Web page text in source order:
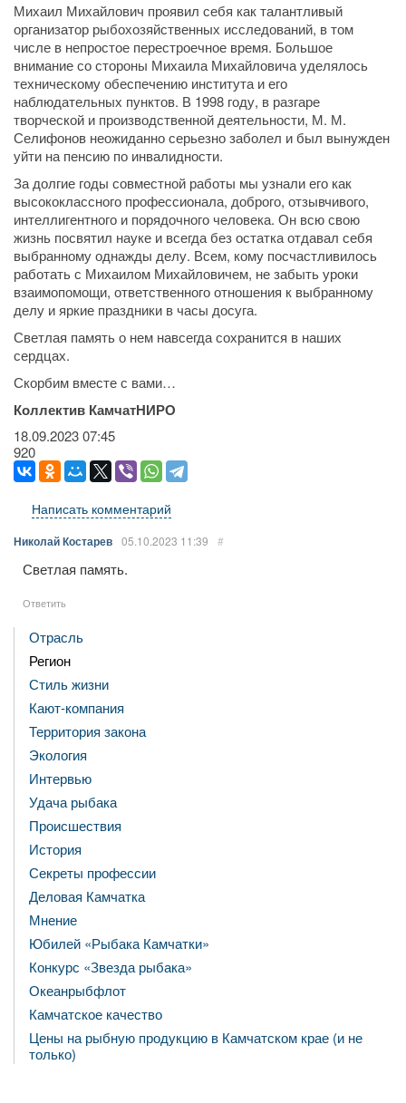
Михаил Михайлович проявил себя как талантливый
организатор рыбохозяйственных исследований, в том
числе в непростое перестроечное время. Большое
внимание со стороны Михаила Михайловича уделялось
техническому обеспечению института и его
наблюдательных пунктов. В 1998 году, в разгаре
творческой и производственной деятельности, М. М.
Селифонов неожиданно серьезно заболел и был вынужден
уйти на пенсию по инвалидности.
За долгие годы совместной работы мы узнали его как
высококлассного профессионала, доброго, отзывчивого,
интеллигентного и порядочного человека. Он всю свою
жизнь посвятил науке и всегда без остатка отдавал себя
выбранному однажды делу. Всем, кому посчастливилось
работать с Михаилом Михайловичем, не забыть уроки
взаимопомощи, ответственного отношения к выбранному
делу и яркие праздники в часы досуга.
Светлая память о нем навсегда сохранится в наших
сердцах.
Скорбим вместе с вами…
Коллектив КамчатНИРО
18.09.202307:45
920
Написать комментарий
Николай Костарев 05.10.2023 11:39 #
Светлая память.
Ответить
Отрасль
Регион
Стиль жизни
Кают-компания
Территория закона
Экология
Интервью
Удача рыбака
Происшествия
История
Секреты профессии
Деловая Камчатка
Мнение
Юбилей «Рыбака Камчатки»
Конкурс «Звезда рыбака»
Океанрыбфлот
Камчатское качество
Цены на рыбную продукцию в Камчатском крае (и не
только)